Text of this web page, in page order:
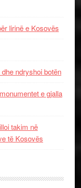
lirinë e Kosovës
ndryshoi botën
e gjalla
takim në
të Kosovës